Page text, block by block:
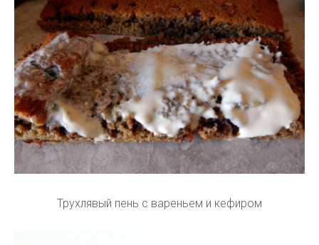
Трухлявый пень с вареньем и кефиром